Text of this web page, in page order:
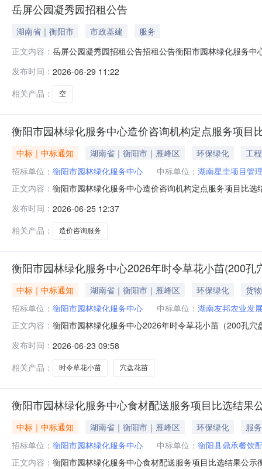
岳屏公园凝秀园招租公告
湖南省｜衡阳市 市政基建
服务
正文内容： 岳屏公园凝秀园招租公告招租公告衡阳市园林绿化服务
发布时间： 2026-06-29 11:22
相关产品：
空
衡阳市园林绿化服务中心造价咨询机构定点服务项目
中标｜中标通知 湖南省｜衡阳市｜雁峰区 环保绿化
工程
招标单位： 衡阳市园林绿化服务中心 中标单位： 湖南星圭项目管
正文内容： 衡阳市园林绿化服务中心造价咨询机构定点服务项目比
日-2026年6月29日）。公示期间如有异议，请按相关规
人，若第一中选候选人自愿放弃则顺
发布时间： 2026-06-25 12:37
相关产品：
造价咨询服务
衡阳市园林绿化服务中心2026年时令草花小苗(200
中标｜中标通知 湖南省｜衡阳市｜雁峰区 环保绿化
货物
招标单位： 衡阳市园林绿化服务中心 中标单位： 湖南友邦农业发
正文内容： 衡阳市园林绿化服务中心2026年时令草花小苗（200孔
四中标候选人：佛山市南海区金彩蝶园艺有限公司公示
向招标人书面提出
发布时间： 2026-06-23 09:58
相关产品：
时令草花小苗 穴盘花苗
衡阳市园林绿化服务中心食材配送服务项目比选结果
中标｜中标通知 湖南省｜衡阳市｜雁峰区 环保绿化
服务
招标单位： 衡阳市园林绿化服务中心 中标单位： 衡阳县鼎承餐饮
正文内容： 衡阳市园林绿化服务中心食材配送服务项目比选结果公